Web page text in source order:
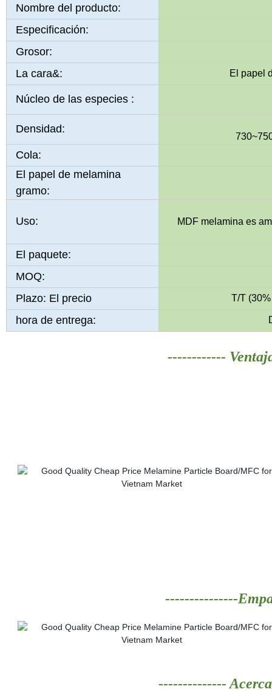
Nombre del producto:
Especificación:
Grosor:
La cara&:
El papel
Núcleo de las especies :
Densidad:
Cola:
El papel de melamina
gramo:
Uso: MDF melamina es
El paquete:
MOQ:
Plazo: El precio
T/T
hora de entrega:
------------
---------------
--------------